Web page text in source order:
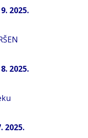
2025.
2025.
2025.